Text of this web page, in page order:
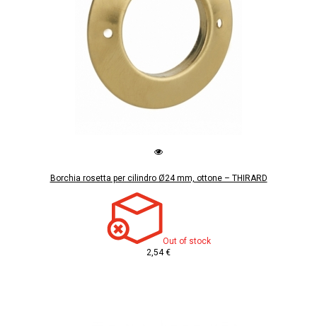
Borchia rosetta per cilindro Ø24 mm, ottone – THIRARD
Out of stock
2,54 €